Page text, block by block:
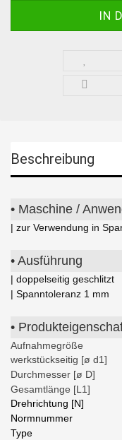
Beschreibung
• Maschine /
| zur Verwendung in
• Ausführung
| doppelseitig geschlitzt
| Spanntoleranz 1 mm
•
Aufnahmegröße
werkstückseitig [ø d1]
Durchmesser [ø D]
Gesamtlänge [L1]
Drehrichtung [N]
Normnummer
Type